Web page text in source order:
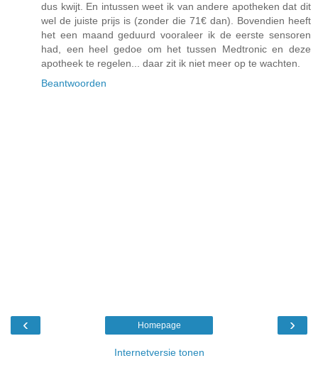
dus kwijt. En intussen weet ik van andere apotheken dat dit
wel de juiste prijs is (zonder die 71€ dan). Bovendien heeft
het een maand geduurd vooraleer ik de eerste sensoren
had, een heel gedoe om het tussen Medtronic en deze
apotheek te regelen... daar zit ik niet meer op te wachten.
Beantwoorden
‹ ›
Homepage
Internetversie tonen